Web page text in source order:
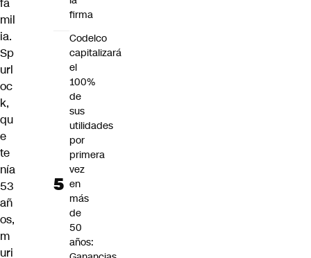
mil
ia.
Sp
url
oc
k,
qu
e
te
nía
53
añ
os,
m
uri
firma
Codelco
capitalizará
el
100%
de
sus
utilidades
por
primera
vez
en
más
de
50
años: